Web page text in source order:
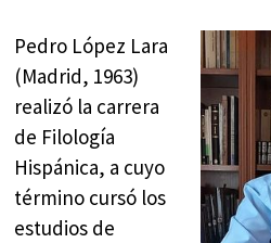
Pedro López Lara
(Madrid, 1963)
realizó la carrera
de Filología
Hispánica, a cuyo
término cursó los
estudios de